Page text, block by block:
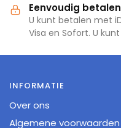
Eenvoudig betalen
U kunt betalen met
Visa en Sofort. U
INFORMATIE
Over ons
Algemene voorwaarden